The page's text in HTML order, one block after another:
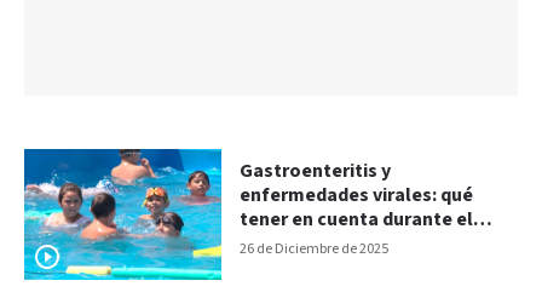
26 de Diciembre de 2025
Gastroenteritis y
enfermedades virales: qué
tener en cuenta durante el
verano